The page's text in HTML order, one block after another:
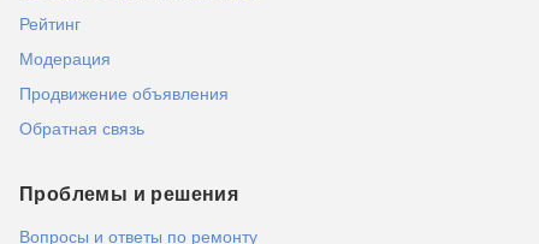
Рейтинг
Модерация
Продвижение объявления
Обратная связь
Проблемы и решения
Вопросы и ответы по ремонту